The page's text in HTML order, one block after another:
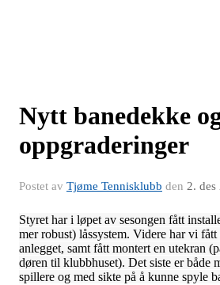
Nytt banedekke
oppgraderinger
Postet av Tjøme Tennisklubb den 2. des
Styret har i løpet av sesongen fått
mer robust) låssystem. Videre har vi
anlegget, samt fått montert en utekran
døren til klubbhuset). Det siste er både
spillere og med sikte på å kunne spyle